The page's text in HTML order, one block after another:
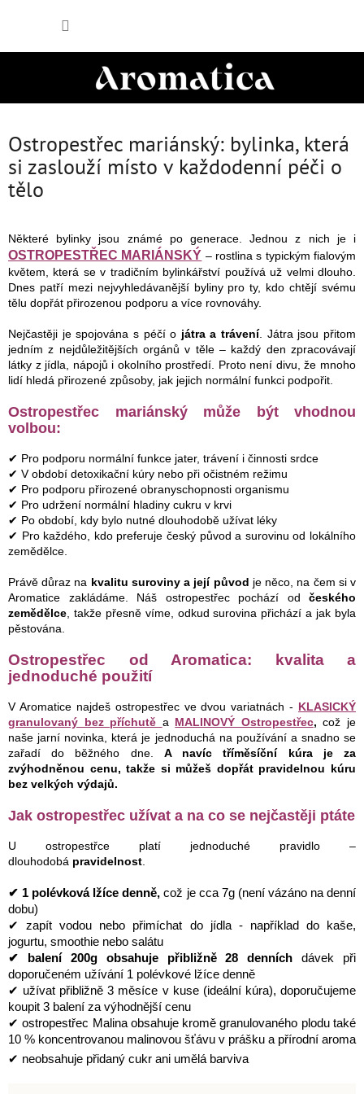
Ostropestřec mariánský: bylinka, která
si zaslouží místo v každodenní péči o
tělo
Některé bylinky jsou známé po generace. Jednou z nich je i
OSTROPESTŘEC MARIÁNSKÝ – rostlina s typickým fialovým
květem, která se v tradičním bylinkářství používá už velmi dlouho.
Dnes patří mezi nejvyhledávanější byliny pro ty, kdo chtějí svému
tělu dopřát přirozenou podporu a více rovnováhy.
Nejčastěji je spojována s péčí o játra a trávení. Játra jsou přitom
jedním z nejdůležitějších orgánů v těle – každý den zpracovávají
látky z jídla, nápojů i okolního prostředí. Proto není divu, že mnoho
lidí hledá přirozené způsoby, jak jejich normální funkci podpořit.
Ostropestřec mariánský může být vhodnou
volbou:
✔ Pro podporu normální funkce jater, trávení i činnosti srdce
✔ V období detoxikační kúry nebo při očistném režimu
✔ Pro podporu přirozené obranyschopnosti organismu
✔ Pro udržení normální hladiny cukru v krvi
✔ Po období, kdy bylo nutné dlouhodobě užívat léky
✔ Pro každého, kdo preferuje český původ a surovinu od lokálního
zemědělce.
Právě důraz na kvalitu suroviny a její původ je něco, na čem si v
Aromatice zakládáme. Náš ostropestřec pochází od českého
zemědělce , takže přesně víme, odkud surovina přichází a jak byla
pěstována.
Ostropestřec od Aromatica: kvalita a
jednoduché použití
V Aromatice najdeš ostropestřec ve dvou variatnách - KLASICKÝ
granulovaný bez příchutě a MALINOVÝ Ostropestřec, což je
naše jarní novinka, která je jednoduchá na používání a snadno se
zařadí do běžného dne. A navíc tříměsíční kúra je za
zvýhodněnou cenu, takže si můžeš dopřát pravidelnou kúru
bez velkých výdajů.
Jak ostropestřec užívat a na co se nejčastěji ptáte
U ostropestřce platí jednoduché pravidlo –
dlouhodobá pravidelnost
✔ 1 polévková lžíce denně,což je cca 7g (není vázáno na denní
dobu)
✔ zapít vodou nebo přimíchat do jídla - například do kaše,
jogurtu, smoothie nebo salátu
✔ balení 200g obsahuje přibližně 28 denníchdávek při
doporučeném užívání 1 polévkové lžíce denně
✔ užívat přibližně 3 měsíce v kuse (ideální kúra), doporučujeme
koupit 3 balení za výhodnější cenu
✔ ostropestřec Malina obsahuje kromě granulovaného plodu také
10 % koncentrovanou malinovou šťávu v prášku a přírodní aroma
✔ neobsahuje přidaný cukr ani umělá barviva